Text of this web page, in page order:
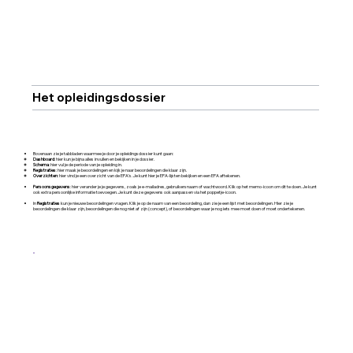
Het opleidingsdossier
Bovenaan zie je tabbladen waarmee je door je opleidingsdossier kunt gaan:
Dashboard: hier kun je bijna alles invullen en bekijken in je dossier.
Schema: hier vul je de periode van je opleiding in.
Registraties: hier maak je beoordelingen en kijk je naar beoordelingen die klaar zijn.
Overzichten: hier vind je een overzicht van de EPA's. Je kunt hier je EPA-lijsten bekijken en een EPA aftekenen.
Persoonsgegevens: hier verander je je gegevens, zoals je e-mailadres, gebruikersnaam of wachtwoord. Klik op het memo-icoon om dit te doen. Je kunt
ook extra persoonlijke informatie toevoegen. Je kunt deze gegevens ook aanpassen via het poppetje-icoon.
InRegistraties kun je nieuwe beoordelingen vragen. Klik je op de naam van een beoordeling, dan zie je een lijst met beoordelingen. Hier zie je
beoordelingen die klaar zijn, beoordelingen die nog niet af zijn (concept), of beoordelingen waar je nog iets mee moet doen of moet ondertekenen.